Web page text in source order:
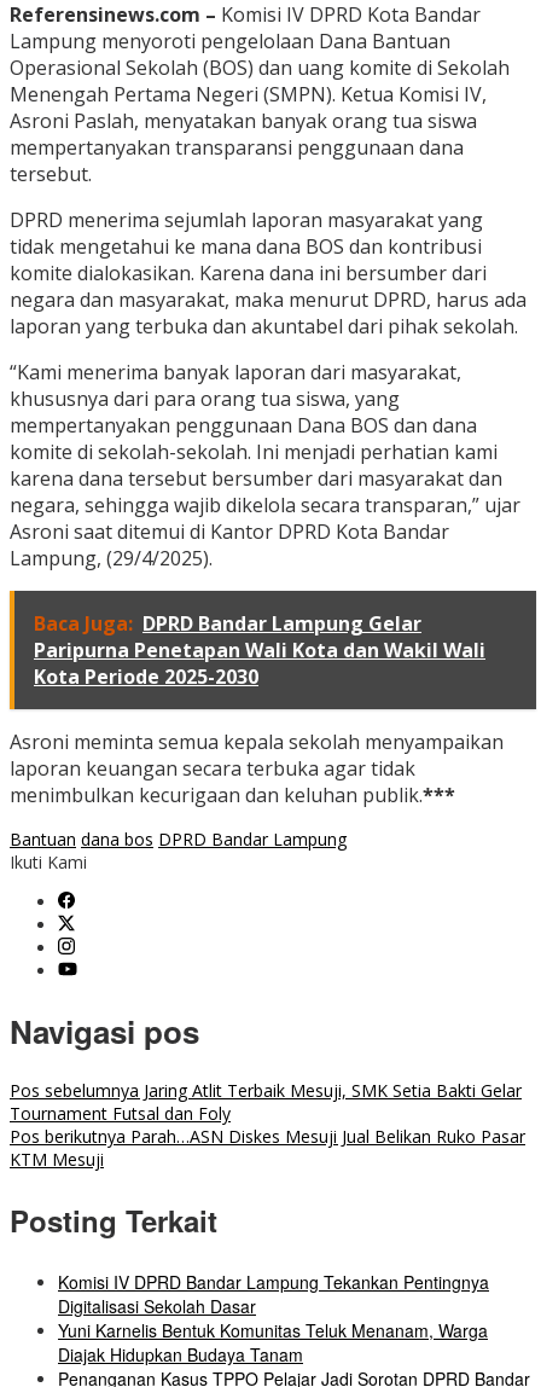
Referensinews.com – Komisi IV DPRD Kota Bandar
Lampung menyoroti pengelolaan Dana Bantuan
Operasional Sekolah (BOS) dan uang komite di Sekolah
Menengah Pertama Negeri (SMPN). Ketua Komisi IV,
Asroni Paslah, menyatakan banyak orang tua siswa
mempertanyakan transparansi penggunaan dana
tersebut.
DPRD menerima sejumlah laporan masyarakat yang
tidak mengetahui ke mana dana BOS dan kontribusi
komite dialokasikan. Karena dana ini bersumber dari
negara dan masyarakat, maka menurut DPRD, harus ada
laporan yang terbuka dan akuntabel dari pihak sekolah.
“Kami menerima banyak laporan dari masyarakat,
khususnya dari para orang tua siswa, yang
mempertanyakan penggunaan Dana BOS dan dana
komite di sekolah-sekolah. Ini menjadi perhatian kami
karena dana tersebut bersumber dari masyarakat dan
negara, sehingga wajib dikelola secara transparan,” ujar
Asroni saat ditemui di Kantor DPRD Kota Bandar
Lampung, (29/4/2025).
Baca Juga: DPRD Bandar Lampung Gelar
Paripurna Penetapan Wali Kota dan Wakil Wali
Kota Periode 2025-2030
Asroni meminta semua kepala sekolah menyampaikan
laporan keuangan secara terbuka agar tidak
menimbulkan kecurigaan dan keluhan publik.***
Bantuan dana bos DPRD Bandar Lampung
Ikuti Kami
Navigasi pos
Pos sebelumnya Jaring Atlit Terbaik Mesuji, SMK Setia Bakti Gelar
Tournament Futsal dan Foly
Pos berikutnya Parah…ASN Diskes Mesuji Jual Belikan Ruko Pasar
KTM Mesuji
Posting Terkait
Komisi IV DPRD Bandar Lampung Tekankan Pentingnya
Digitalisasi Sekolah Dasar
Yuni Karnelis Bentuk Komunitas Teluk Menanam, Warga
Diajak Hidupkan Budaya Tanam
Penanganan Kasus TPPO Pelajar Jadi Sorotan DPRD Bandar